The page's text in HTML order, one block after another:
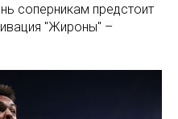
соперникам предстоит
"Жироны" –